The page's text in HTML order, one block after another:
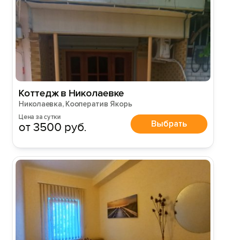
Коттедж в Николаевке
Николаевка, Кооператив Якорь
Цена за сутки
от 3500 руб. Выбрать